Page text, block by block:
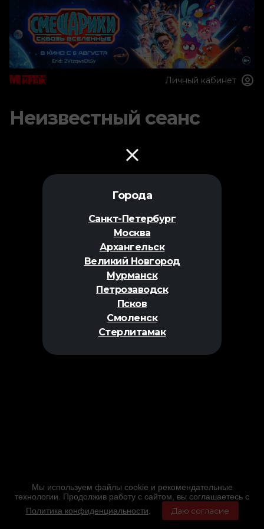
Города
Санкт-Петербург
Москва
Архангельск
Великий Новгород
Мурманск
Петрозаводск
Псков
Смоленск
Стерлитамак
Личный кабинет
Неизвестный сеанс
Мы используем файлы cookie и рекомендательные
технологии. Продолжив работу с сайтом, вы соглашаетесь с
Политика конфиденциальности
Даю согласие